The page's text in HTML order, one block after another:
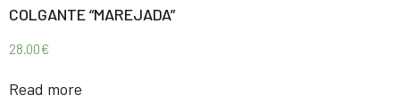
COLGANTE “MAREJADA”
28.00€
Read more